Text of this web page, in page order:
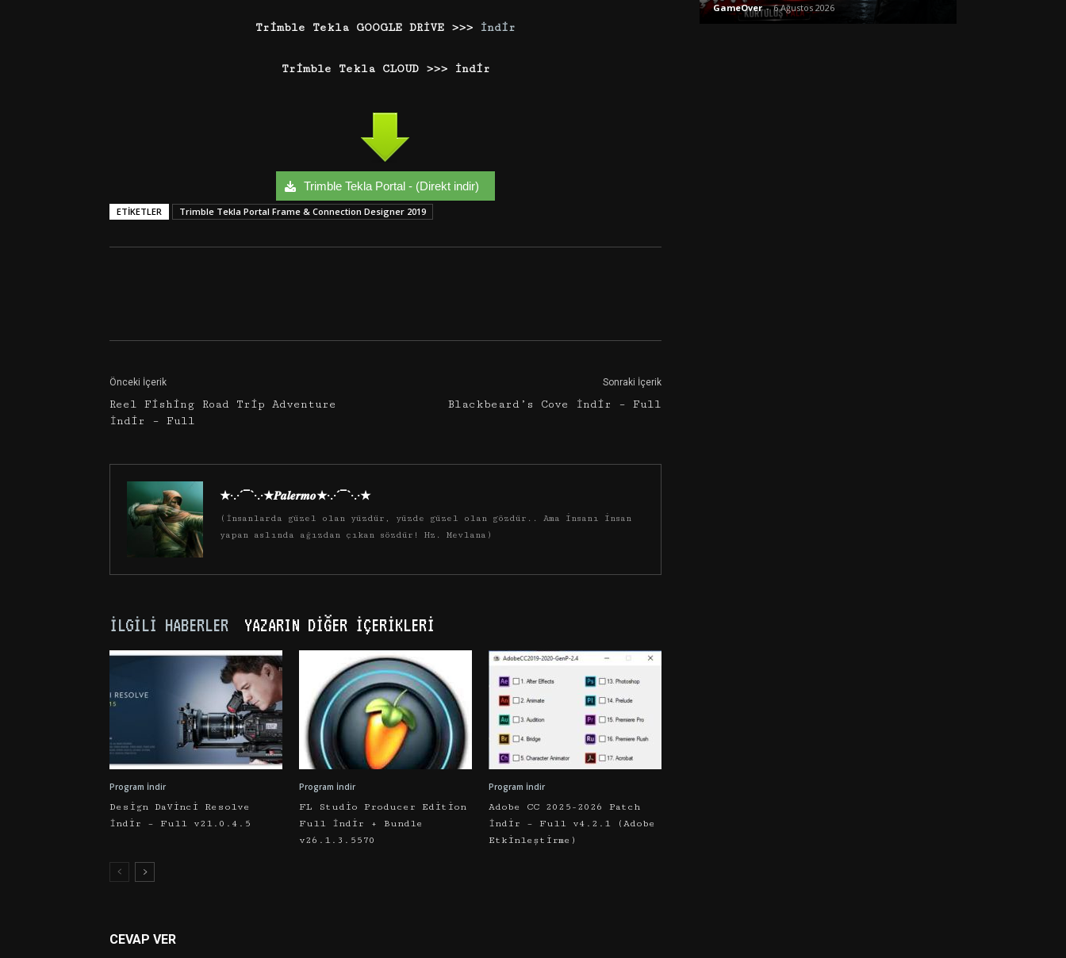
Trimble Tekla GOOGLE DRİVE >>> İndir
Trimble Tekla CLOUD >>> İndir
Trimble Tekla Portal - (Direkt indir)
ETIKETLER Trimble Tekla Portal Frame & Connection Designer 2019
Önceki İçerik
Reel Fishing Road Trip Adventure
İndir – Full
Sonraki İçerik
Blackbeard’s Cove İndir – Full
★·.·´¯`·.·★𝑷𝒂𝒍𝒆𝒓𝒎𝒐★·.·´¯`·.·★
(İnsanlarda güzel olan yüzdür, yüzde güzel olan gözdür.. Ama insanı insan
yapan aslında ağızdan çıkan sözdür! Hz. Mevlana)
İLGILI HABERLER YAZARIN DIĞER İÇERIKLERI
Program İndir
Design DaVinci Resolve
İndir – Full v21.0.4.5
Program İndir
FL Studio Producer Edition
Full İndir + Bundle
v26.1.3.5570
Program İndir
Adobe CC 2025-2026 Patch
İndir – Full v4.2.1 (Adobe
Etkinleştirme)
CEVAP VER
GameOver - 6 Ağustos 2026